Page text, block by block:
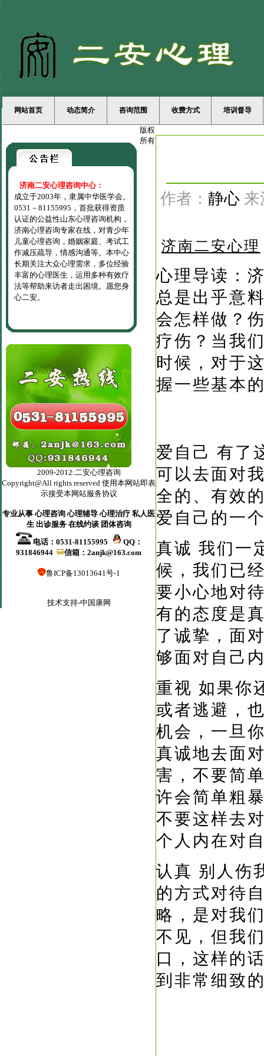
网站首页 动态简介 咨询范围 收费方式 培训督导
济南二安心理咨询中心：
成立于2003年，隶属中华医学会。
0531－81155995，首批获得资质
认证的公益性山东心理咨询机构，
济南心理咨询专家在线，对青少年
儿童心理咨询，婚姻家庭、考试工
作减压疏导，情感沟通等。本中心
长期关注大众心理需求，多位经验
丰富的心理医生，运用多种有效疗
法等帮助来访者走出困境。愿您身
心二安。
作者： 静心来
济南二安心理
心理导读：
总是出乎意
会怎样做？
疗伤？当我
时候，对于
握一些基本
爱自己 有了
可以去面对
全的、有效
爱自己的一
真诚 我们一
候，我们已
要小心地对
有的态度是
了诚挚，面
够面对自己
重视 如果你
或者逃避，
机会，一旦
真诚地去面
害，不要简
许会简单粗
不要这样去
个人内在对
认真 别人伤
的方式对待
略，是对我
不见，但我
口，这样的
到非常细致
版权
所有
2009-2012:二安心理咨询
Copyright@All rights reserved 使用本网站即表
示接受本网站服务协议
专业从事 心理咨询 心理辅导 心理治疗 私人医
生 出诊服务 在线约谈 团体咨询
电话：0531-81155995
QQ：
931846944
信箱：2anjk@163.com
鲁ICP备13013641号-1
技术支持-中国康网